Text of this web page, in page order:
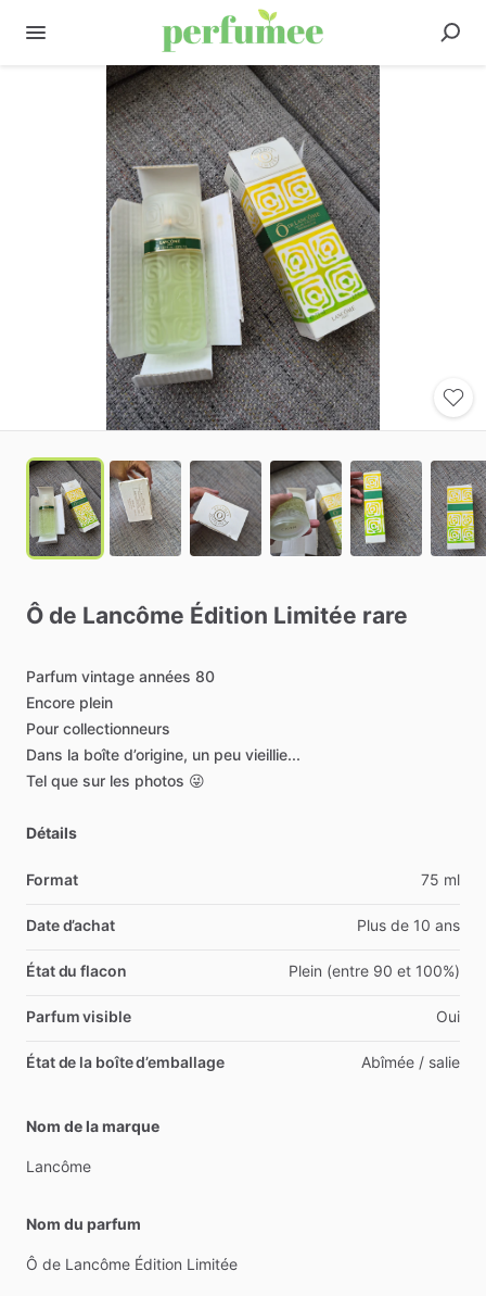
Ô de Lancôme Édition Limitée rare
Parfum vintage années 80
Encore plein
Pour collectionneurs
Dans la boîte d’origine, un peu vieillie...
Tel que sur les photos 😜
Détails
Format 75 ml
Date d’achat Plus de 10 ans
État du flacon Plein (entre 90 et 100%)
Parfum visible Oui
État de la boîte d’emballage Abîmée / salie
Nom de la marque
Lancôme
Nom du parfum
Ô de Lancôme Édition Limitée